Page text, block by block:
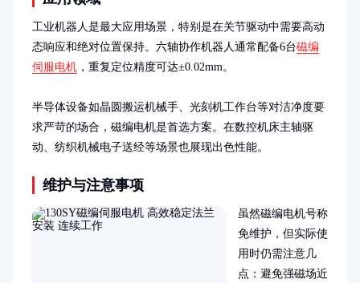
工业机器人是最大应用场景，特别是在关节驱动中需要高动
态响应和绝对位置保持。六轴协作机器人通常配备6台磁编
伺服电机 ，重复定位精度可达±0.02mm。
半导体设备如晶圆搬运机械手、光刻机工作台等对洁净度要
求严苛的场合，磁编电机是首选方案。在数控机床主轴驱
动、纺织机械电子送经等场景也展现出色性能。
维护与注意事项
虽然磁编电机号称
免维护，但实际使
用时仍需注意几
点：避免强磁场近